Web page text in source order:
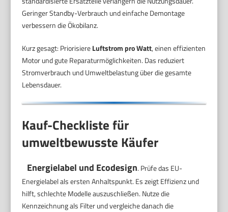
Geringer Standby-Verbrauch und einfache Demontage
verbessern die Ökobilanz.
Kurz gesagt: PriorisiereLuftstrom pro Watt, einen effizienten
Motor und gute Reparaturmöglichkeiten. Das reduziert
Stromverbrauch und Umweltbelastung über die gesamte
Lebensdauer.
Kauf-Checkliste für
umweltbewusste Käufer
Energielabel und Ecodesign. Prüfe das EU-
Energielabel als ersten Anhaltspunkt. Es zeigt Effizienz und
hilft, schlechte Modelle auszuschließen. Nutze die
Kennzeichnung als Filter und vergleiche danach die